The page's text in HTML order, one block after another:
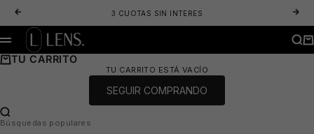
ANTERIOR
3 CUOTAS SIN INTERES
LENS. OPTICA ONLINE - LENTES DE SOL Y ANTEOJOS ÓPTICOS
MENÚ
TU CARRITO
TU CARRITO ESTÁ VACÍO
SEGUIR COMPRANDO
BUSCAR…
Búsquedas populares